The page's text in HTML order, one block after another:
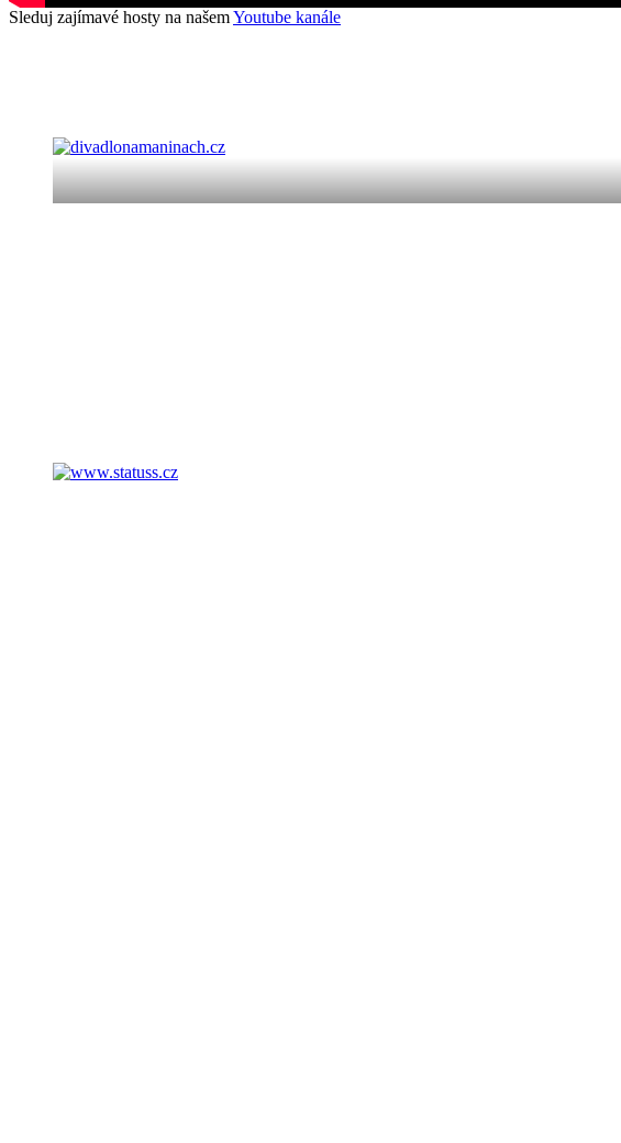
Sleduj zajímavé hosty na našemYoutube kanále